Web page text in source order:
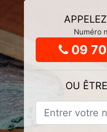
Numéro
09 70
OU